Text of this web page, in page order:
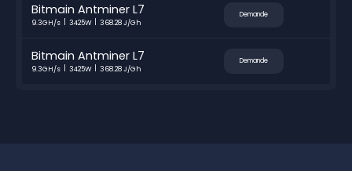
Bitmain Antminer L7
9.3GH/s 3425W 368.28 J/Gh
Demande
Bitmain Antminer L7
9.3GH/s 3425W 368.28 J/Gh
Demande